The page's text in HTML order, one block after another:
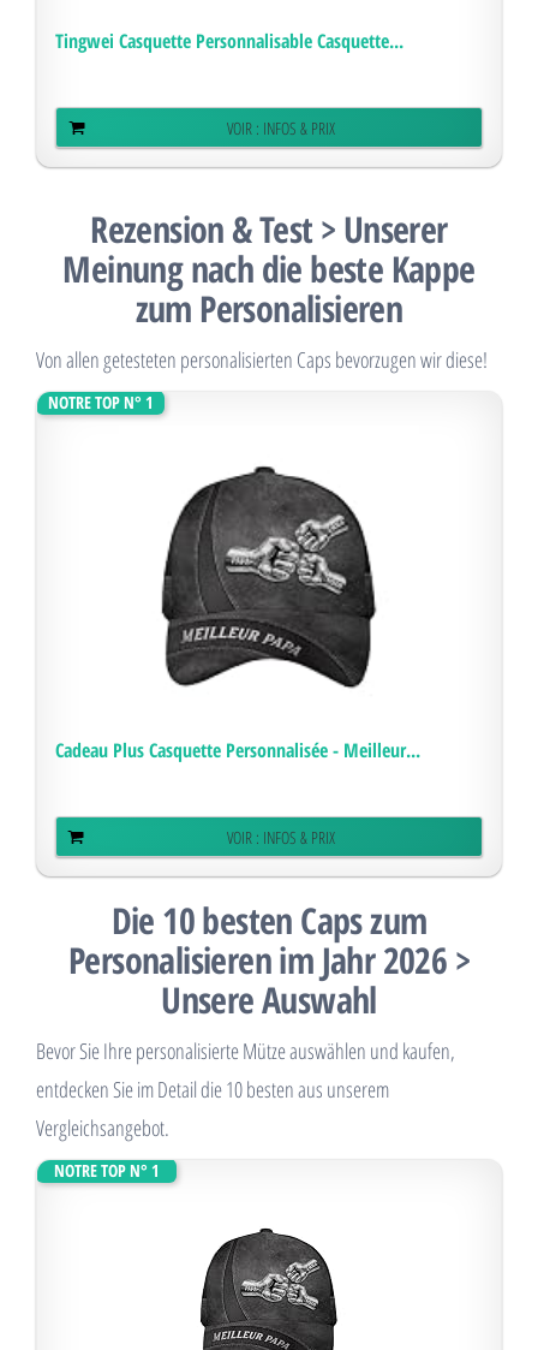
Tingwei Casquette Personnalisable Casquette...
VOIR : INFOS & PRIX
Rezension & Test > Unserer
Meinung nach die beste Kappe
zum Personalisieren
Von allen getesteten personalisierten Caps bevorzugen wir diese!
NOTRE TOP N° 1
Cadeau Plus Casquette Personnalisée - Meilleur...
VOIR : INFOS & PRIX
Die 10 besten Caps zum
Personalisieren im Jahr 2026 >
Unsere Auswahl
Bevor Sie Ihre personalisierte Mütze auswählen und kaufen,
entdecken Sie im Detail die 10 besten aus unserem
Vergleichsangebot.
NOTRE TOP N° 1